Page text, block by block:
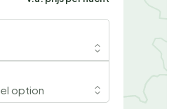
option